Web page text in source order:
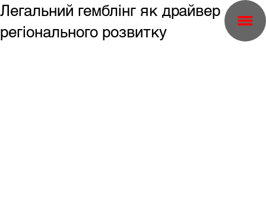
Легальний гемблінг як драйвер
регіонального розвитку